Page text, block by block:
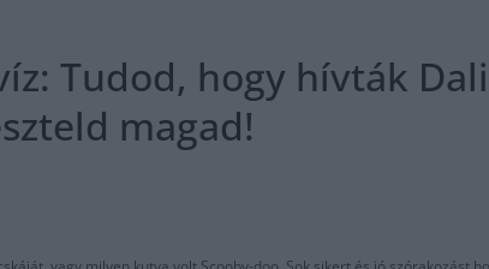
Tudod, hogy hívták
magad!